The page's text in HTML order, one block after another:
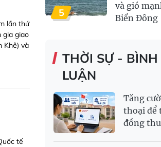
lần thứ
gia giao
Khê) và
tế
5
và gió
Biển Đông
THỜI SỰ - BÌNH
LUẬN
Tăng
thoại để
đồng